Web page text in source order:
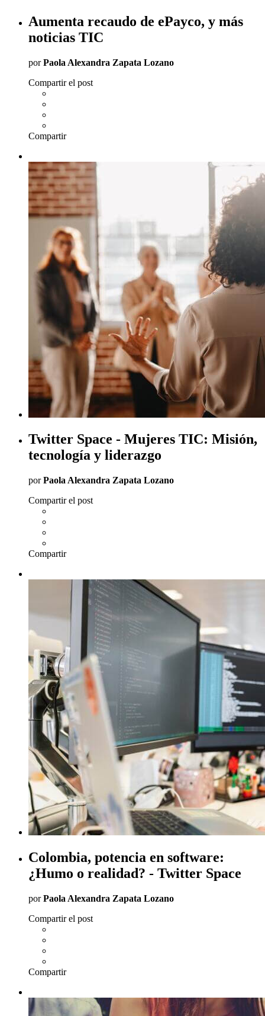
Aumenta recaudo de ePayco, y más
noticias TIC
porPaola Alexandra Zapata Lozano
Compartir el post
Compartir
Twitter Space - Mujeres TIC: Misión,
tecnología y liderazgo
porPaola Alexandra Zapata Lozano
Compartir el post
Compartir
Colombia, potencia en software:
¿Humo o realidad? - Twitter Space
porPaola Alexandra Zapata Lozano
Compartir el post
Compartir